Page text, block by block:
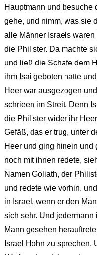
Hauptmann und besuche
gehe, und nimm, was sie
alle Männer Israels
die Philister. Da machte
und ließ die Schafe dem
ihm Isai geboten hatte
Heer war ausgezogen
schrieen im Streit. Denn
die Philister wider ihr
Gefäß, das er trug, unter
Heer und ging hinein und
noch mit ihnen redete,
Namen Goliath, der
und redete wie vorhin,
in Israel, wenn er den
sich sehr. Und jedermann
Mann gesehen
Israel Hohn zu sprechen.